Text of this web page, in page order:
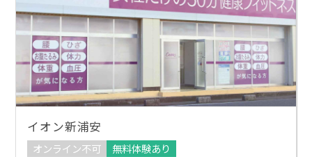
イオン新浦安
オンライン不可
無料体験あり